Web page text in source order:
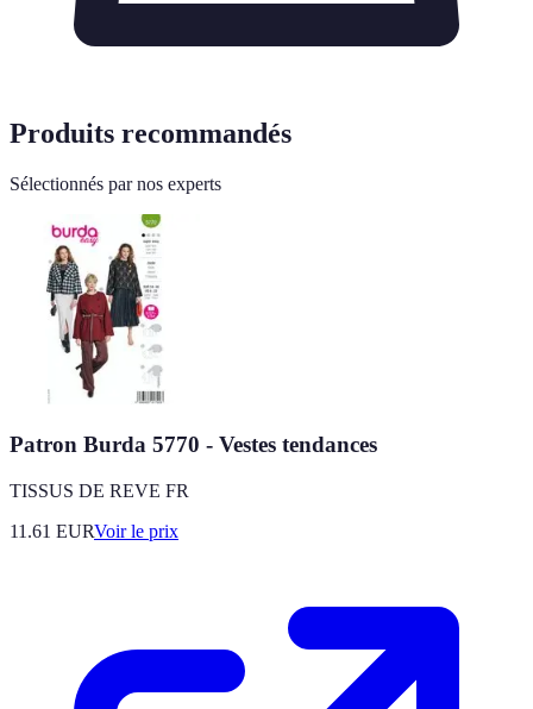
Produits recommandés
Sélectionnés par nos experts
Patron Burda 5770 - Vestes tendances
TISSUS DE REVE FR
11.61 EURVoir le prix